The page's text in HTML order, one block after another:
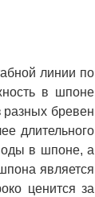
линии по
в шпоне
бревен
длительного
в шпоне, а
является
ценится за